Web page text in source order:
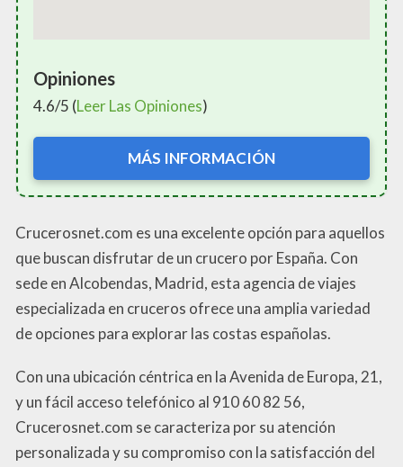
Opiniones
4.6/5 (Leer Las Opiniones)
MÁS INFORMACIÓN
Crucerosnet.com es una excelente opción para aquellos
que buscan disfrutar de un crucero por España. Con
sede en Alcobendas, Madrid, esta agencia de viajes
especializada en cruceros ofrece una amplia variedad
de opciones para explorar las costas españolas.
Con una ubicación céntrica en la Avenida de Europa, 21,
y un fácil acceso telefónico al 910 60 82 56,
Crucerosnet.com se caracteriza por su atención
personalizada y su compromiso con la satisfacción del